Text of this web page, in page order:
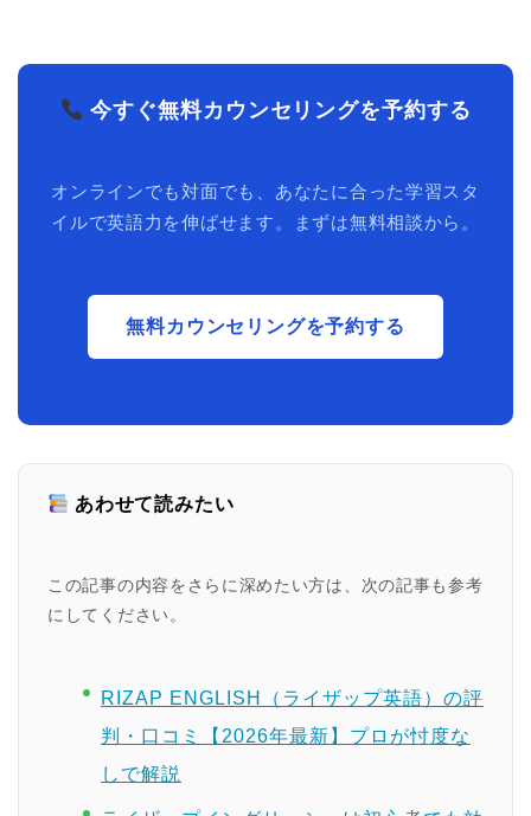
今すぐ無料カウンセリングを予約する
オンラインでも対面でも、あなたに合った学習スタ
イルで英語力を伸ばせます。まずは無料相談から。
無料カウンセリングを予約する
あわせて読みたい
この記事の内容をさらに深めたい方は、次の記事も参考
にしてください。
RIZAP ENGLISH（ライザップ英語）の評
判・口コミ【2026年最新】プロが忖度な
しで解説